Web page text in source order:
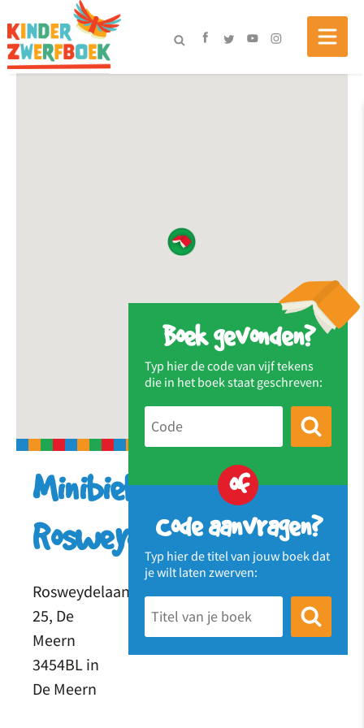
Boek gevonden?
Typ hier de code van vijf tekens
die in het boek staat geschreven:
of
Code aanvragen?
Typ hier de titel van jouw boek dat
je wilt laten zwerven:
Minibieb
Rosweydelaan
Rosweydelaan
25, De
Meern
3454BL in
De Meern